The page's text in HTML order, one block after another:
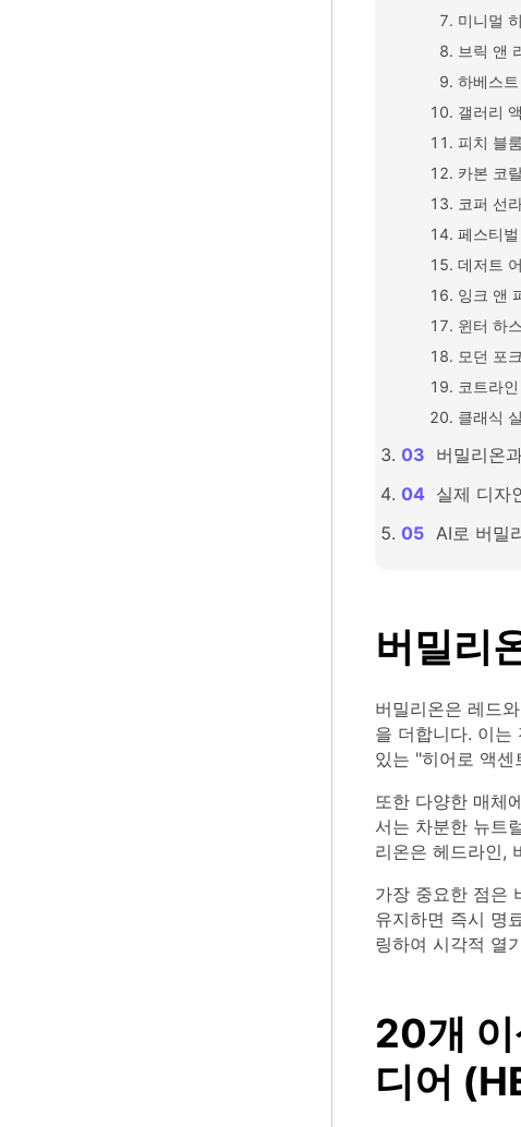
미니멀
브릭 앤
하베스
갤러리
피치 블룸
카본 코
코퍼 선
페스티
데저트
잉크 앤
윈터 하스
모던 포크
코트라
클래식 실
버밀리온
실제 디자
AI로 버밀
버밀리
버밀리온은 레드
을 더합니다. 이는
있는 "히어로 액센
또한 다양한 매체
서는 차분한 뉴트
리온은 헤드라인,
가장 중요한 점은
유지하면 즉시 명
링하여 시각적 열
20개 이
디어